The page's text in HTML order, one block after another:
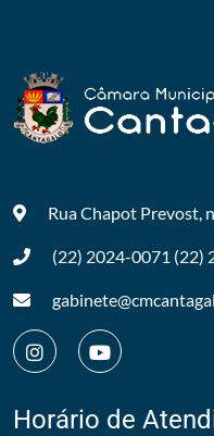
Rua Chapot Prevost,
(22) 2024-0071 (22)
Horário de